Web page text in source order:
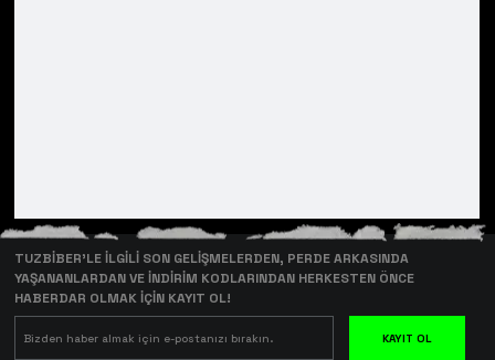
TUZBİBER’LE İLGİLİ SON GELİŞMELERDEN, PERDE ARKASINDA
YAŞANANLARDAN VE İNDİRİM KODLARINDAN HERKESTEN ÖNCE
HABERDAR OLMAK İÇİN KAYIT OL!
KAYIT OL